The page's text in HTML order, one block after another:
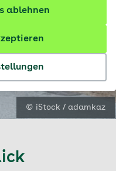
ablehnen
© iStock / adamkaz